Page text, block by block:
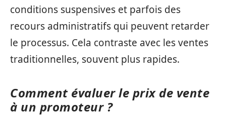
conditions suspensives et parfois des
recours administratifs qui peuvent retarder
le processus. Cela contraste avec les ventes
traditionnelles, souvent plus rapides.
Comment évaluer le prix de vente
à un promoteur ?